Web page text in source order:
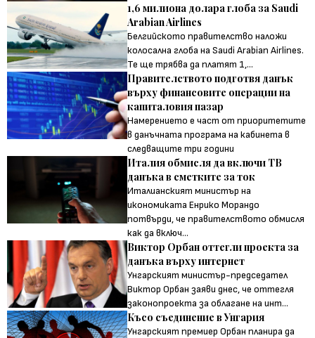
1,6 милиона долара глоба за Saudi
Arabian Airlines
Белгийското правителство наложи
колосална глоба на Saudi Arabian Airlines.
Те ще трябва да платят 1,...
Правителството подготвя данък
върху финансовите операции на
капиталовия пазар
Намерението е част от приоритетите
в данъчната програма на кабинета в
следващите три години
Италия обмисля да включи ТВ
данъка в сметките за ток
Италианският министър на
икономиката Енрико Морандо
потвърди, че правителството обмисля
как да включ...
Виктор Орбан оттегли проекта за
данъка върху интернет
Унгарският министър-председател
Виктор Орбан заяви днес, че оттегля
законопроекта за облагане на инт...
Късо съединение в Унгария
Унгарският премиер Орбан планира да